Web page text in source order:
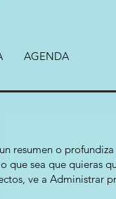
AGENDA
resumen o
sea que quieras
ve a Administrar